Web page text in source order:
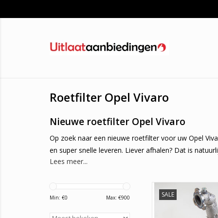
Roetfilter Opel Vivaro
Nieuwe roetfilter Opel Vivaro
Op zoek naar een nieuwe roetfilter voor uw Opel
en super snelle leveren. Liever afhalen? Dat is
In onze webshop kunt u zoeken op origineel
manieren:
Lees meer...
Min: €0 Max: €900 SALE
Nieuwe roetfilter
Renault Megane,